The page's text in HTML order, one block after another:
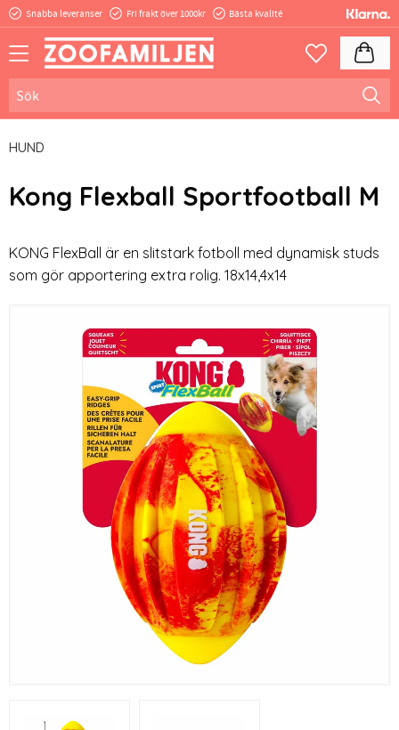
Snabba leveranser Fri frakt över 1000kr Bästa kvalité
Favoriter
HUND
Kong Flexball Sportfootball M
KONG FlexBall är en slitstark fotboll med dynamisk studs
som gör apportering extra rolig. 18x14,4x14